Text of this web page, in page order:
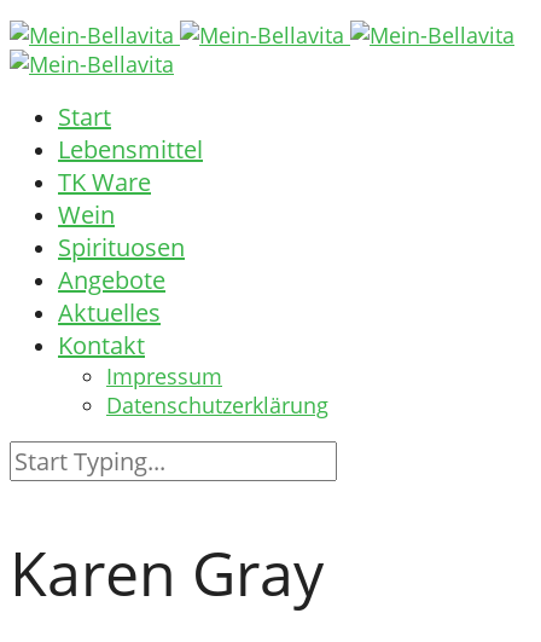
Start
Lebensmittel
TK Ware
Wein
Spirituosen
Angebote
Aktuelles
Kontakt
Impressum
Datenschutzerklärung
Karen Gray